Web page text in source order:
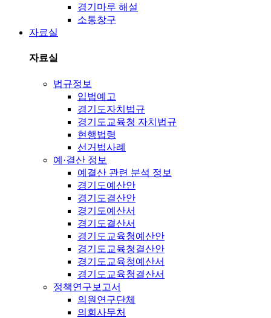
경기마루 해설
소통창구
자료실
자료실
법규정보
입법예고
경기도자치법규
경기도교육청 자치법규
현행법령
선거법사례
예·결산 정보
예결산 관련 분석 정보
경기도예산안
경기도결산안
경기도예산서
경기도결산서
경기도교육청예산안
경기도교육청결산안
경기도교육청예산서
경기도교육청결산서
정책연구보고서
의원연구단체
의회사무처